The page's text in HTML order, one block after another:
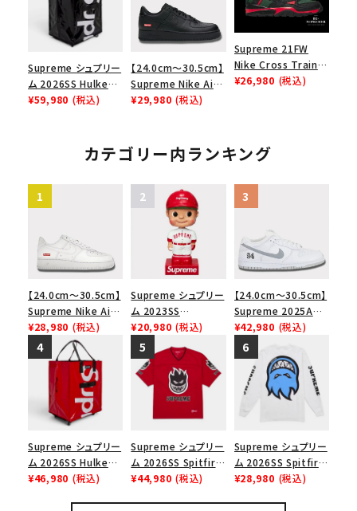
ワイト 白
エアフォース１スニー
カー シューズ ホワイ
ト
Supreme シュプリー
ム 2026SS Hulken
Rolling Tote
¥59,980 (税込)
【24.0cm～30.5cm】
Supreme Nike Air
Force 1 Low シュプ
ューズ ブラック
¥29,980 (税込)
Supreme 21FW
Nike Cross Trainer
Low ナイキクロスト
¥26,980 (税込)
カテゴリー内ランキング
【24.0cm～30.5cm】
Supreme Nike Air
Force 1 Low シュプ
リーム ナイキエアフォ
ース１スニーカー シ
ューズ ホワイト
¥28,980 (税込)
Supreme シュプリー
ム 2023SS
Bobblehead ボブル
ヘッド レッド
¥20,980 (税込)
【24.0cm～30.5cm】
Supreme 2025AW
Nike SB Dunk Low
ナイキ SB ダンク ロ
ー スニーカー ホワイ
¥42,980 (税込)
Supreme シュプリー
ム 2026SS Hulken
Rolling Tote
¥46,980 (税込)
Supreme シュプリー
ム 2026SS Spitfire
Football Jersey
¥44,980 (税込)
Supreme シュプリー
ム 2026SS Spitfire
L/S Tee スピットファ
¥28,980 (税込)